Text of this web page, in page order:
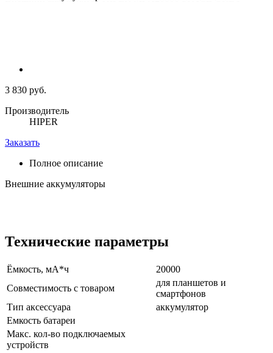
3 830 руб.
Производитель
HIPER
Заказать
Полное описание
Внешние аккумуляторы
Технические параметры
Ёмкость, мА*ч
20000
Совместимость с товаром
для планшетов и
смартфонов
Тип аксессуара
аккумулятор
Емкость батареи
Макс. кол-во подключаемых
устройств